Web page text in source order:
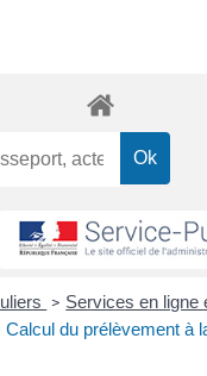
> Services en ligne
Calcul du prélèvement à